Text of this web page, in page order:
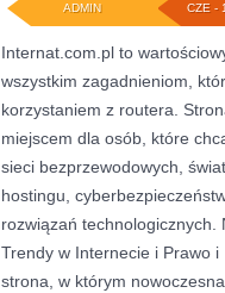
CZE -
ADMIN
Internat.com.pl to
wszystkim zagadnieniom,
korzystaniem z routera.
miejscem dla osób, które
sieci bezprzewodowych,
hostingu,
rozwiązań technologicznych.
Trendy w Internecie i Prawo
strona, w którym